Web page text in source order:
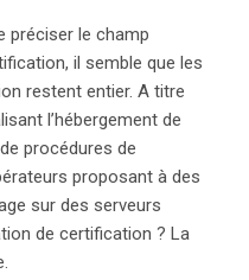
préciser le champ
il semble que les
restent entier. A titre
l’hébergement de
procédures de
proposant à des
sur des serveurs
de certification ? La